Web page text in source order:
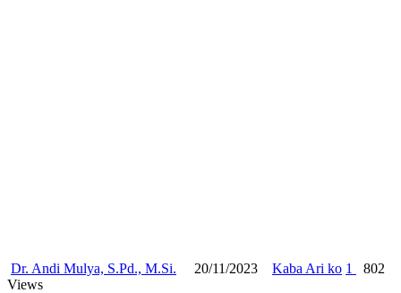
Dr. Andi Mulya, S.Pd., M.Si. 20/11/2023 Kaba Ari ko 1
802
Views